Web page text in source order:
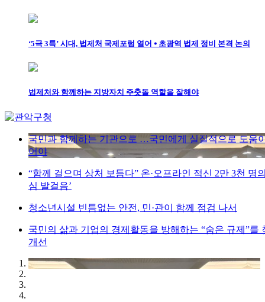
‘5극 3특’ 시대, 법제처 국제포럼 열어 ⦁ 초광역 법제 정비 본격 논의
법제처와 함께하는 지방자치 주춧돌 역할을 잘해야
국민과 함께하는 기관으로 …국민에게 실질적으로 도움
어야
“함께 걸으며 상처 보듬다” 온·오프라인 적신 2만 3천 명
심 발걸음’
청소년시설 빈틈없는 안전, 민·관이 함께 점검 나서
국민의 삶과 기업의 경제활동을 방해하는 “숨은 규제”를
개선